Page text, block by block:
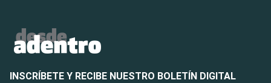
INSCRÍBETE Y RECIBE NUESTRO BOLETÍN DIGITAL